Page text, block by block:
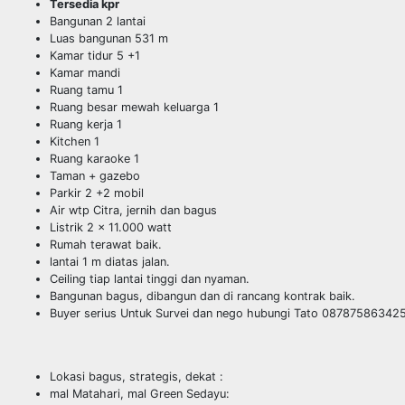
Tersedia kpr
Bangunan 2 lantai
Luas bangunan 531 m
Kamar tidur 5 +1
Kamar mandi
Ruang tamu 1
Ruang besar mewah keluarga 1
Ruang kerja 1
Kitchen 1
Ruang karaoke 1
Taman + gazebo
Parkir 2 +2 mobil
Air wtp Citra, jernih dan bagus
Listrik 2 x 11.000 watt
Rumah terawat baik.
lantai 1 m diatas jalan.
Ceiling tiap lantai tinggi dan nyaman.
Bangunan bagus, dibangun dan di rancang kontrak baik.
Buyer serius Untuk Survei dan nego hubungi Tato
Lokasi bagus, strategis, dekat :
mal Matahari, mal Green Sedayu: